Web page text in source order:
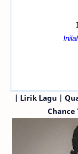
| Lirik Lagu |
Chance